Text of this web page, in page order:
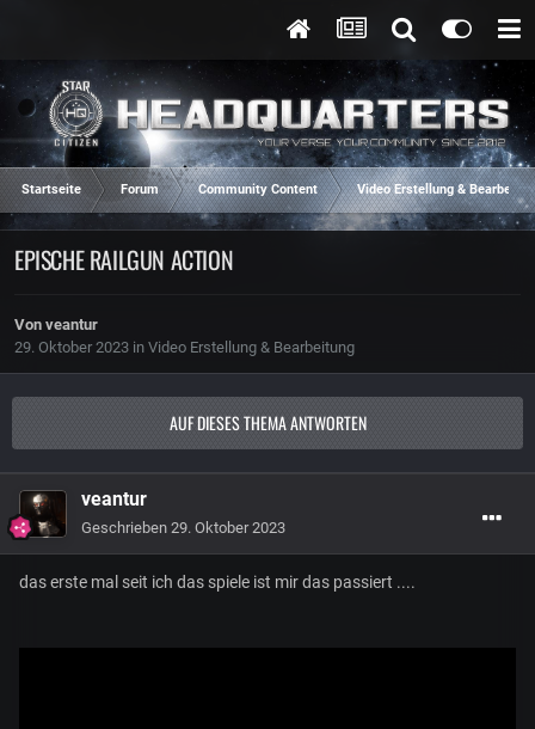
Startseite Forum Community Content Video Erstellung &
EPISCHE RAILGUN ACTION
Von veantur
29. Oktober 2023 in Video Erstellung & Bearbeitung
AUF DIESES THEMA ANTWORTEN
veantur
Geschrieben 29. Oktober 2023
das erste mal seit ich das spiele ist mir das passiert ....